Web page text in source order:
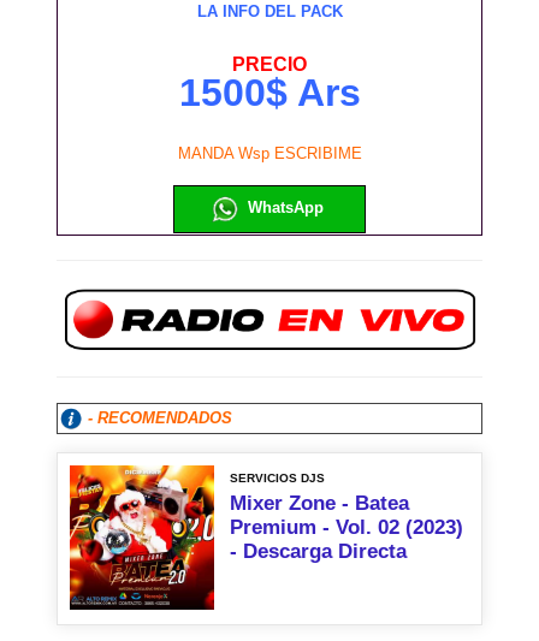
LA INFO DEL PACK
PRECIO
1500$ Ars
MANDA Wsp ESCRIBIME
WhatsApp
- RECOMENDADOS
SERVICIOS DJS
Mixer Zone - Batea
Premium - Vol. 02 (2023)
- Descarga Directa